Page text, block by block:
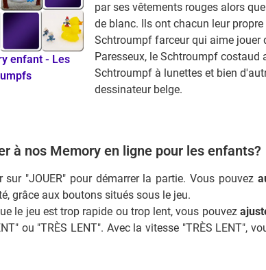
enfant - Les
par ses vêtements rouges alors
de blanc. Ils ont chacun leur
Schtroumpf farceur qui aime jouer
Paresseux, le Schtroumpf costaud
Schtroumpf à lunettes et bien
dessinateur belge.
à nos Memory en ligne pour les enfants?
sur "JOUER" pour démarrer la partie. Vous pouvez
grâce aux boutons situés sous le jeu.
le jeu est trop rapide ou trop lent, vous pouvez
ou "TRÈS LENT". Avec la vitesse "TRÈS LENT",